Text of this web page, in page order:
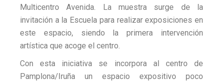
Multicentro Avenida. La muestra surge de la
invitación a la Escuela para realizar exposiciones en
este espacio, siendo la primera intervención
artística que acoge el centro.
Con esta iniciativa se incorpora al centro de
Pamplona/Iruña un espacio expositivo poco